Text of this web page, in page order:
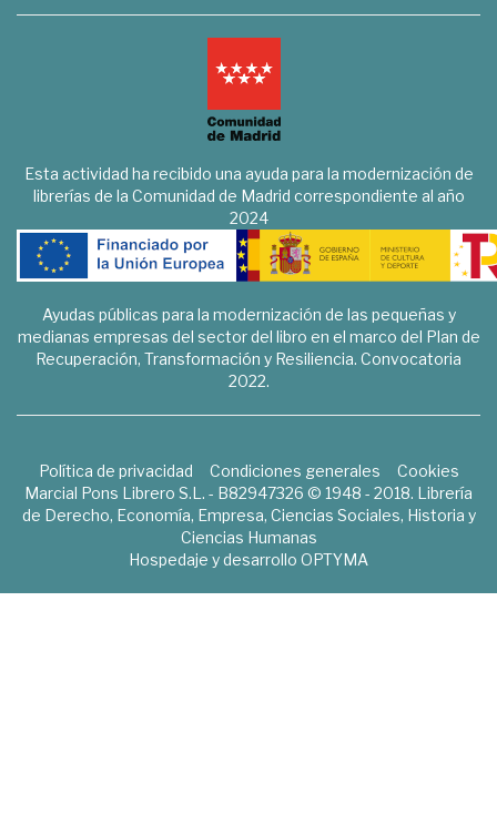
Esta actividad ha recibido una ayuda para la modernización de
librerías de la Comunidad de Madrid correspondiente al año
2024
Ayudas públicas para la modernización de las pequeñas y
medianas empresas del sector del libro en el marco del Plan de
Recuperación, Transformación y Resiliencia. Convocatoria
2022.
Política de privacidad Condiciones generales
Cookies
Marcial Pons Librero S.L. - B82947326 © 1948 - 2018. Librería
de Derecho, Economía, Empresa, Ciencias Sociales, Historia y
Ciencias Humanas
Hospedaje y desarrollo OPTYMA